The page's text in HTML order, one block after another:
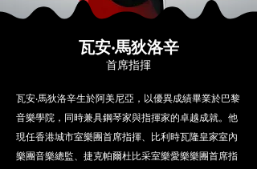
瓦安‧馬狄洛辛
首席指揮
瓦安‧馬狄洛辛生於阿美尼亞，以優異成績畢業於巴黎
音樂學院，同時兼具鋼琴家與指揮家的卓越成就。他
現任香港城市室樂團首席指揮、比利時瓦隆皇家室內
樂團音樂總監、捷克帕爾杜比采室樂愛樂樂團首席指